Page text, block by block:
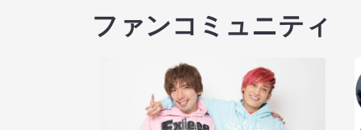
ファンコミュニティ